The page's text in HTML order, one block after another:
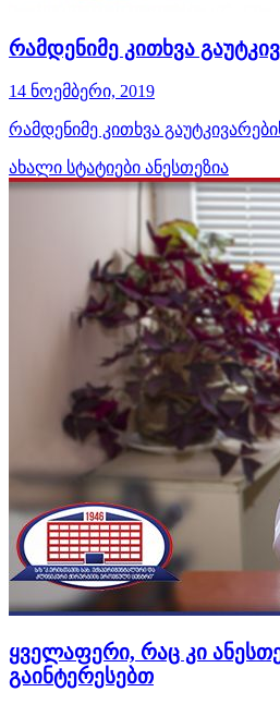
რამდენიმე კითხვა
14 ნოემბერი, 2019
რამდენიმე კითხვა
ახალი სტატიები ანესთეზია
ყველაფერი, რაც კი
გაინტერესებთ